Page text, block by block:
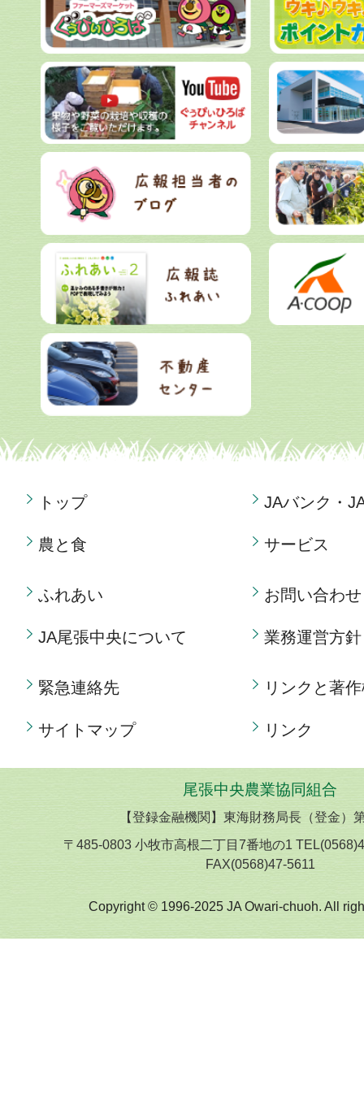
トップ
農と食
JAバンク・
サービス
ふれあい
JA尾張中央について
お問い合わせ
業務運営方針
緊急連絡先
サイトマップ
リンクと著
リンク
尾張中央農業協同組合
【登録金融機関】東海財務局長（登金）
〒485-0803 小牧市高根二丁目7番地の1
FAX(0568)47-5611
Copyright © 1996-2025 JA Owari-chuoh. All